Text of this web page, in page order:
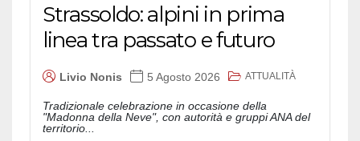
Strassoldo: alpini in prima
linea tra passato e futuro
Livio Nonis 5 Agosto 2026 ATTUALITÀ
Tradizionale celebrazione in occasione della
"Madonna della Neve", con autorità e gruppi ANA del
territorio...